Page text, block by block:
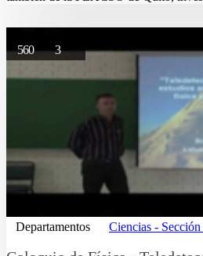
5603
Departamentos Ciencias - Sección